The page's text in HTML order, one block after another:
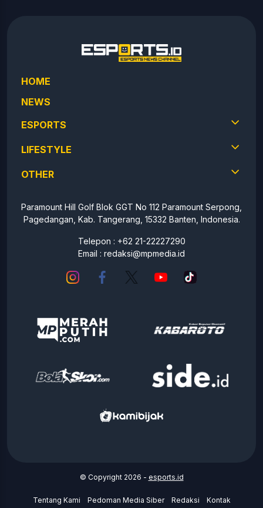
HOME
NEWS
ESPORTS
LIFESTYLE
OTHER
Paramount Hill Golf Blok GGT No 112 Paramount Serpong,
Pagedangan, Kab. Tangerang, 15332 Banten, Indonesia.
Telepon : +62 21-22227290
Email : redaksi@mpmedia.id
© Copyright 2026 - esports.id
Tentang Kami Pedoman Media Siber Redaksi Kontak